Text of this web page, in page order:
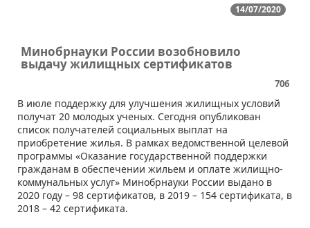
14/07/2020
Минобрнауки России возобновило
выдачу жилищных сертификатов
706
В июле поддержку для улучшения жилищных условий
получат 20 молодых ученых. Сегодня опубликован
список получателей социальных выплат на
приобретение жилья. В рамках ведомственной целевой
программы «Оказание государственной поддержки
гражданам в обеспечении жильем и оплате жилищно-
коммунальных услуг» Минобрнауки России выдано в
2020 году – 98 сертификатов, в 2019 – 154 сертификата, в
2018 – 42 сертификата.